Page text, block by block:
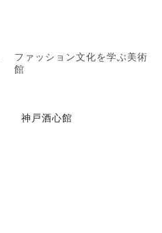
ファッション文化を学ぶ美術
館
神戸酒心館